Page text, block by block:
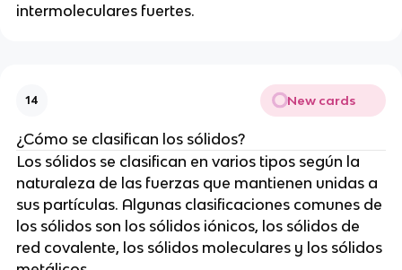
intermoleculares fuertes.
14 New cards
¿Cómo se clasifican los sólidos?
Los sólidos se clasifican en varios tipos según la
naturaleza de las fuerzas que mantienen unidas a
sus partículas. Algunas clasificaciones comunes de
los sólidos son los sólidos iónicos, los sólidos de
red covalente, los sólidos moleculares y los sólidos